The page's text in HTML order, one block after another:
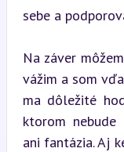
sebe a
Na záver
vážim a som
ma dôležité
ktorom
ani fantázia. Aj